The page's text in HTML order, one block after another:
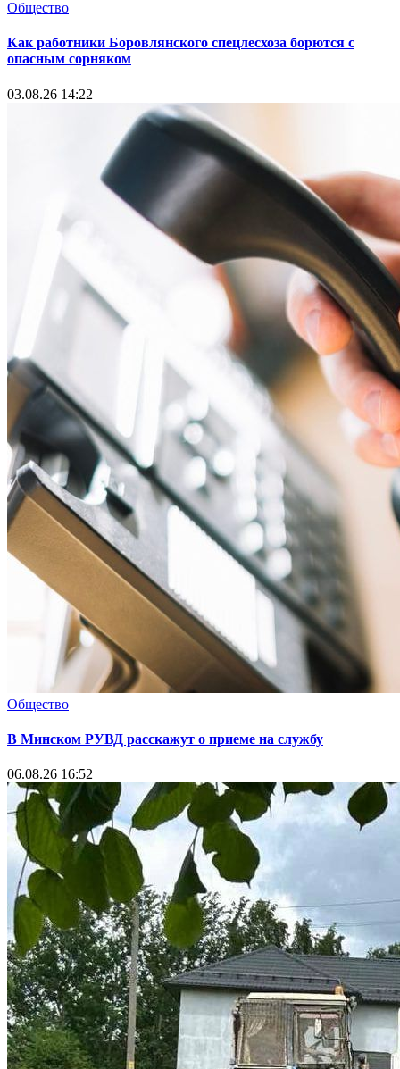
Общество
Как работники Боровлянского спецлесхоза борются с
опасным сорняком
03.08.26 14:22
Общество
В Минском РУВД расскажут о приеме на службу
06.08.26 16:52